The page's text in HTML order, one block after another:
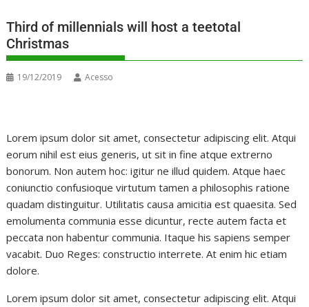
Third of millennials will host a teetotal
Christmas
19/12/2019 Acesso
Lorem ipsum dolor sit amet, consectetur adipiscing elit. Atqui
eorum nihil est eius generis, ut sit in fine atque extrerno
bonorum. Non autem hoc: igitur ne illud quidem. Atque haec
coniunctio confusioque virtutum tamen a philosophis ratione
quadam distinguitur. Utilitatis causa amicitia est quaesita. Sed
emolumenta communia esse dicuntur, recte autem facta et
peccata non habentur communia. Itaque his sapiens semper
vacabit. Duo Reges: constructio interrete. At enim hic etiam
dolore.
Lorem ipsum dolor sit amet, consectetur adipiscing elit. Atqui